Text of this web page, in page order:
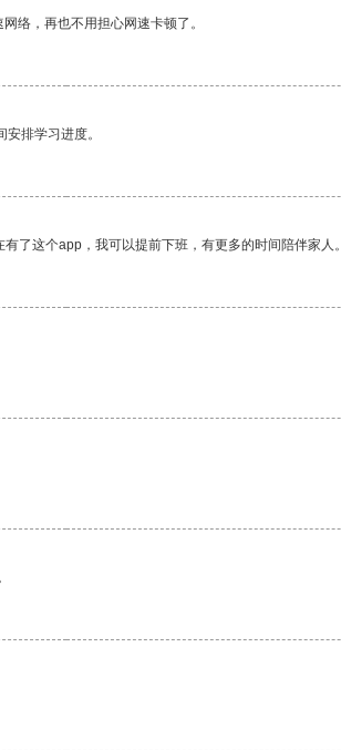
络，再也不用担心网速卡顿了。
排学习进度。
了这个app，我可以提前下班，有更多的时间陪伴家人。